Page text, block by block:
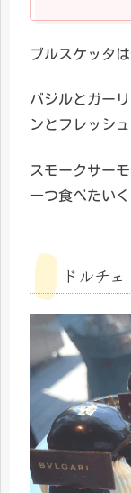
ブルスケッタ
バジルとガー
ンとフレッシ
スモークサー
一つ食べたいく
ドルチェ